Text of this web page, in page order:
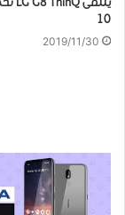
10
2019/11/30